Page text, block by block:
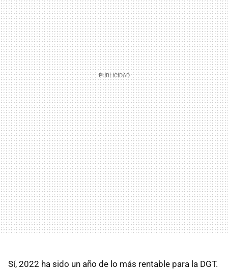
Sí, 2022 ha sido un año de lo más rentable para la DGT.